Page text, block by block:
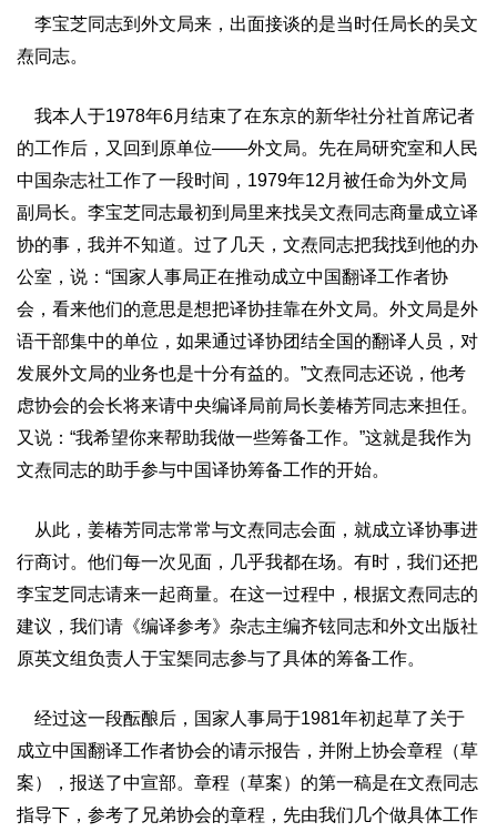
李宝芝同志到外文局来，出面接谈的是当时任局长的吴文
焘同志。
我本人于1978年6月结束了在东京的新华社分社首席记者
的工作后，又回到原单位——外文局。先在局研究室和人民
中国杂志社工作了一段时间，1979年12月被任命为外文局
副局长。李宝芝同志最初到局里来找吴文焘同志商量成立译
协的事，我并不知道。过了几天，文焘同志把我找到他的办
公室，说：“国家人事局正在推动成立中国翻译工作者协
会，看来他们的意思是想把译协挂靠在外文局。外文局是外
语干部集中的单位，如果通过译协团结全国的翻译人员，对
发展外文局的业务也是十分有益的。”文焘同志还说，他考
虑协会的会长将来请中央编译局前局长姜椿芳同志来担任。
又说：“我希望你来帮助我做一些筹备工作。”这就是我作为
文焘同志的助手参与中国译协筹备工作的开始。
从此，姜椿芳同志常常与文焘同志会面，就成立译协事进
行商讨。他们每一次见面，几乎我都在场。有时，我们还把
李宝芝同志请来一起商量。在这一过程中，根据文焘同志的
建议，我们请《编译参考》杂志主编齐铉同志和外文出版社
原英文组负责人于宝榘同志参与了具体的筹备工作。
经过这一段酝酿后，国家人事局于1981年初起草了关于
成立中国翻译工作者协会的请示报告，并附上协会章程（草
案），报送了中宣部。章程（草案）的第一稿是在文焘同志
指导下，参考了兄弟协会的章程，先由我们几个做具体工作